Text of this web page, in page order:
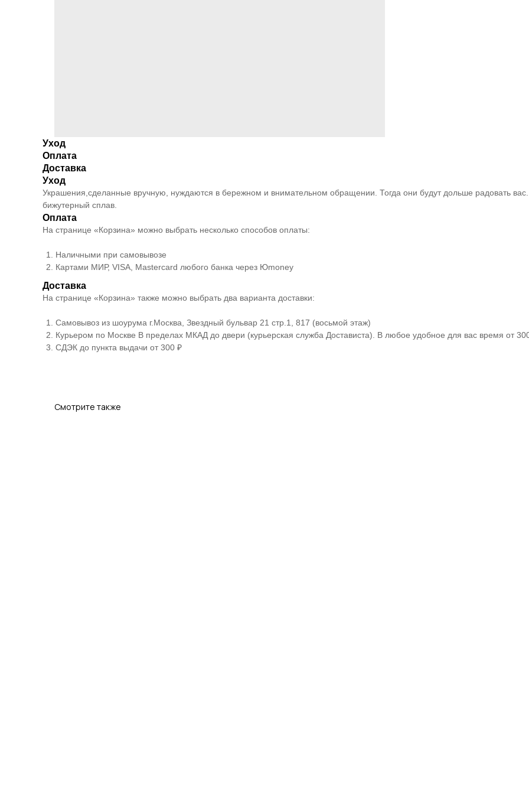
Уход
Оплата
Доставка
Уход
Украшения,сделанные вручную, нуждаются в бережном и внимательном обращении. Тогда они будут дольше радовать
бижутерный сплав.
Оплата
На странице «Корзина» можно выбрать несколько способов оплаты:
Наличными при самовывозе
Картами МИР, VISA, Mastercard любого банка через Юmoney
Доставка
На странице «Корзина» также можно выбрать два варианта доставки:
Самовывоз из шоурума г.Москва, Звездный бульвар 21 стр.1, 817 (восьмой этаж)
Курьером по Москве В пределах МКАД до двери (курьерская служба Достависта). В любое удобное для вас время от
СДЭК до пункта выдачи от 300 ₽
Смотрите также